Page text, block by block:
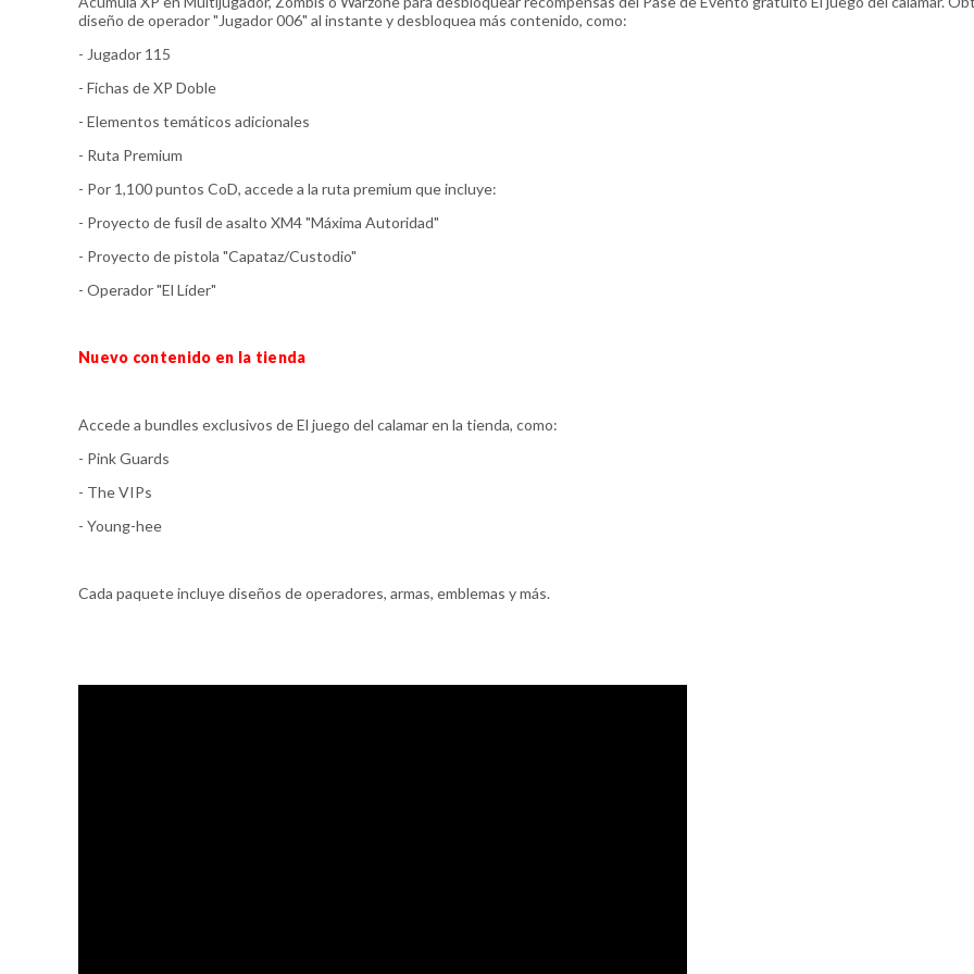
diseño de operador "Jugador 006" al instante y desbloquea más contenido, como:
- Jugador 115
- Fichas de XP Doble
- Elementos temáticos adicionales
- Ruta Premium
- Por 1,100 puntos CoD, accede a la ruta premium que incluye:
- Proyecto de fusil de asalto XM4 "Máxima Autoridad"
- Proyecto de pistola "Capataz/Custodio"
- Operador "El Líder"
Nuevo contenido en la tienda
Accede a bundles exclusivos de El juego del calamar en la tienda, como:
- Pink Guards
- The VIPs
- Young-hee
Cada paquete incluye diseños de operadores, armas, emblemas y más.